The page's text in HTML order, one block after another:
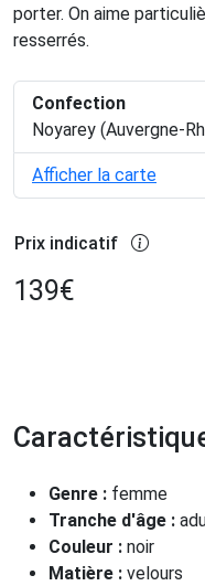
porter. On aime
resserrés.
Confection
Noyarey (Auvergne-
Afficher la carte
Prix indicatif
139€
Genre : femme
Tranche d'âge :
Couleur : noir
Matière : velours